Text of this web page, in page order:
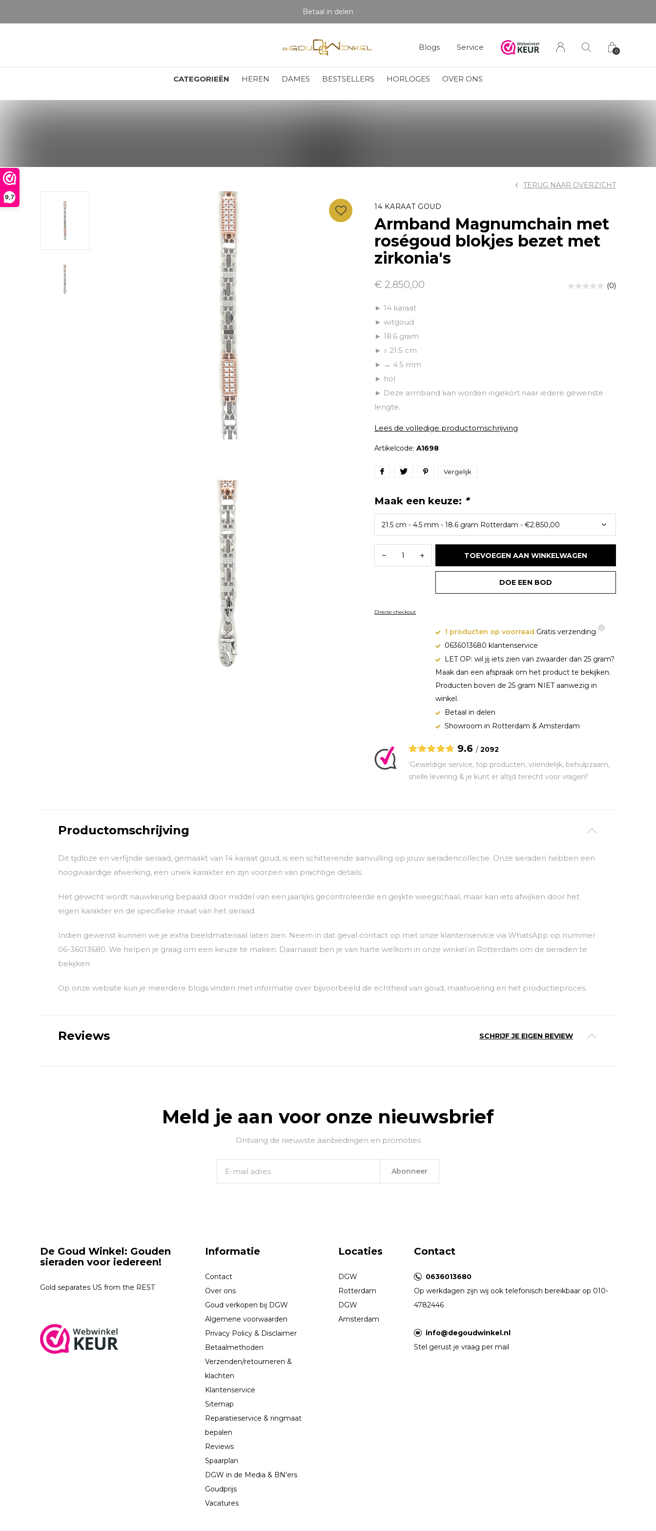
9,7
CATEGORIEËN HEREN DAMES BESTSELLERS HORLOGES OVER ONS
Blogs Service 0
Betaal in delen
14 KARAAT GOUD
Armband Magnumchain met
roségoud blokjes bezet met
zirkonia's
TERUG NAAR OVERZICHT
€ 2.850,00 (0)
► 14 karaat
► witgoud
► 18.6 gram
► ↕ 21.5 cm
► ↔ 4.5 mm
► hol
► Deze armband kan worden ingekort naar iedere gewenste
lengte.
Lees de volledige productomschrijving
Artikelcode: A1698
Vergelijk
Maak een keuze: *
TOEVOEGEN AAN WINKELWAGEN
DOE EEN BOD
Directe checkout
1 producten op voorraad Gratis verzending
0636013680 klantenservice
LET OP: wil jij iets zien van zwaarder dan 25 gram?
Maak dan een afspraak om het product te bekijken.
Producten boven de 25 gram NIET aanwezig in
winkel.
Betaal in delen
Showroom in Rotterdam & Amsterdam
9.6 / 2092
‘Geweldige service, top producten, vriendelijk, behulpzaam,
snelle levering & je kunt er altijd terecht voor vragen!’
Productomschrijving
Dit tijdloze en verfijnde sieraad, gemaakt van 14 karaat goud, is een schitterende aanvulling op jouw sieradencollectie. Onze sieraden hebben een
hoogwaardige afwerking, een uniek karakter en zijn voorzien van prachtige details.
Het gewicht wordt nauwkeurig bepaald door middel van een jaarlijks gecontroleerde en geijkte weegschaal, maar kan iets afwijken door het
eigen karakter en de specifieke maat van het sieraad.
Indien gewenst kunnen we je extra beeldmateriaal laten zien. Neem in dat geval contact op met onze klantenservice via WhatsApp op nummer
06-36013680. We helpen je graag om een keuze te maken. Daarnaast ben je van harte welkom in onze winkel in Rotterdam om de sieraden te
bekijken.
Op onze website kun je meerdere blogs vinden met informatie over bijvoorbeeld de echtheid van goud, maatvoering en het productieproces.
Reviews SCHRIJF JE EIGEN REVIEW
Meld je aan voor onze nieuwsbrief
Ontvang de nieuwste aanbiedingen en promoties
Abonneer
De Goud Winkel: Gouden
sieraden voor iedereen!
Gold separates US from the REST
Informatie
Contact
Over ons
Goud verkopen bij DGW
Algemene voorwaarden
Privacy Policy & Disclaimer
Betaalmethoden
Verzenden/retourneren &
klachten
Klantenservice
Sitemap
Reparatieservice & ringmaat
bepalen
Reviews
Spaarplan
DGW in de Media & BN'ers
Goudprijs
Vacatures
Locaties
DGW
Rotterdam
DGW
Amsterdam
Contact
0636013680
Op werkdagen zijn wij ook telefonisch bereikbaar op 010-
4782446
info@degoudwinkel.nl
Stel gerust je vraag per mail